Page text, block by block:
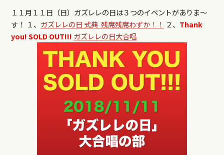
１１月１１日（日）ガズレレの日は３つのイベントがありま〜
す！ １、 ガズレレの日 式典 残席残席わずか！！ ２、 Thank
you! SOLD OUT!!! ガズレレの日大合唱